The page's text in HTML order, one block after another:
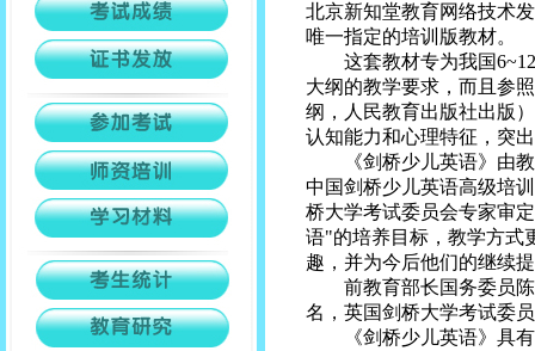
北京新知堂教育网络技术
唯一指定的培训版教材。
这套教材专为我国6~12
大纲的教学要求，而且参
纲，人民教育出版社出版
认知能力和心理特征，突
《剑桥少儿英语》由教
中国剑桥少儿英语高级培
桥大学考试委员会专家审
语"的培养目标，教学方式
趣，并为今后他们的继续
前教育部长国务委员陈
名，英国剑桥大学考试委
《剑桥少儿英语》具有